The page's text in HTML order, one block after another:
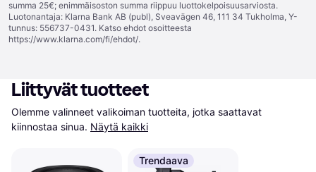
summa 25€; enimmäisoston summa riippuu luottokelpoisuusarviosta.
Luotonantaja: Klarna Bank AB (publ), Sveavägen 46, 111 34 Tukholma, Y-
tunnus: 556737-0431. Katso ehdot osoitteesta
https://www.klarna.com/fi/ehdot/.
Liittyvät tuotteet
Olemme valinneet valikoiman tuotteita, jotka saattavat
kiinnostaa sinua. Näytä kaikki
Trendaava